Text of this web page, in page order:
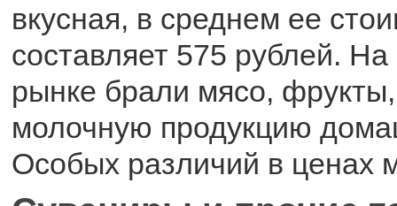
вкусная, в среднем ее
составляет 575 рублей.
рынке брали мясо,
молочную продукцию
Особых различий в ценах